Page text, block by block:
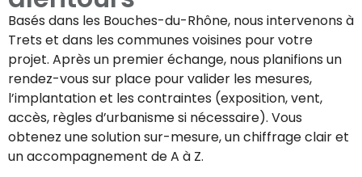
Basés dans les Bouches-du-Rhône, nous intervenons à
Trets et dans les communes voisines pour votre
projet. Après un premier échange, nous planifions un
rendez-vous sur place pour valider les mesures,
l’implantation et les contraintes (exposition, vent,
accès, règles d’urbanisme si nécessaire). Vous
obtenez une solution sur-mesure, un chiffrage clair et
un accompagnement de A à Z.